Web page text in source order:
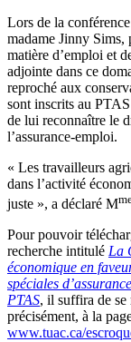
Lors de la
madame Jinny
matière d’emploi et
adjointe dans ce
reproché aux
sont inscrits au
de lui reconnaître le
l’assurance-emploi.
« Les travailleurs
dans l’activité
juste », a déclaré M
Pour pouvoir
recherche intitulé La
économique en
spéciales
PTAS, il suffira de se
précisément, à la
www.tuac.ca/